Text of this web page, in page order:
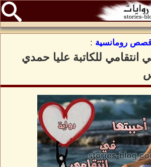
رومانسية :
انتقامي للكاتبة عليا حمدي